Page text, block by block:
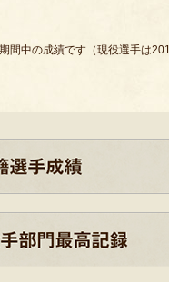
間中の成績です（現役選手は